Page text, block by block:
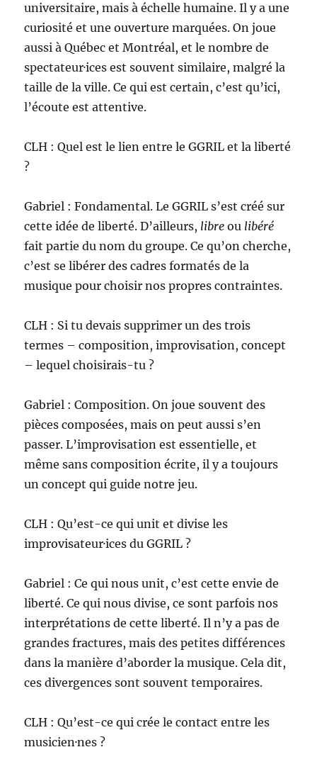
universitaire, mais à échelle humaine. Il y a une
curiosité et une ouverture marquées. On joue
aussi à Québec et Montréal, et le nombre de
spectateur·ices est souvent similaire, malgré la
taille de la ville. Ce qui est certain, c’est qu’ici,
l’écoute est attentive.
CLH : Quel est le lien entre le GGRIL et la liberté
?
Gabriel : Fondamental. Le GGRIL s’est créé sur
cette idée de liberté. D’ailleurs, libre ou libéré
fait partie du nom du groupe. Ce qu’on cherche,
c’est se libérer des cadres formatés de la
musique pour choisir nos propres contraintes.
CLH : Si tu devais supprimer un des trois
termes – composition, improvisation, concept
– lequel choisirais-tu ?
Gabriel : Composition. On joue souvent des
pièces composées, mais on peut aussi s’en
passer. L’improvisation est essentielle, et
même sans composition écrite, il y a toujours
un concept qui guide notre jeu.
CLH : Qu’est-ce qui unit et divise les
improvisateur·ices du GGRIL ?
Gabriel : Ce qui nous unit, c’est cette envie de
liberté. Ce qui nous divise, ce sont parfois nos
interprétations de cette liberté. Il n’y a pas de
grandes fractures, mais des petites différences
dans la manière d’aborder la musique. Cela dit,
ces divergences sont souvent temporaires.
CLH : Qu’est-ce qui crée le contact entre les
musicien·nes ?